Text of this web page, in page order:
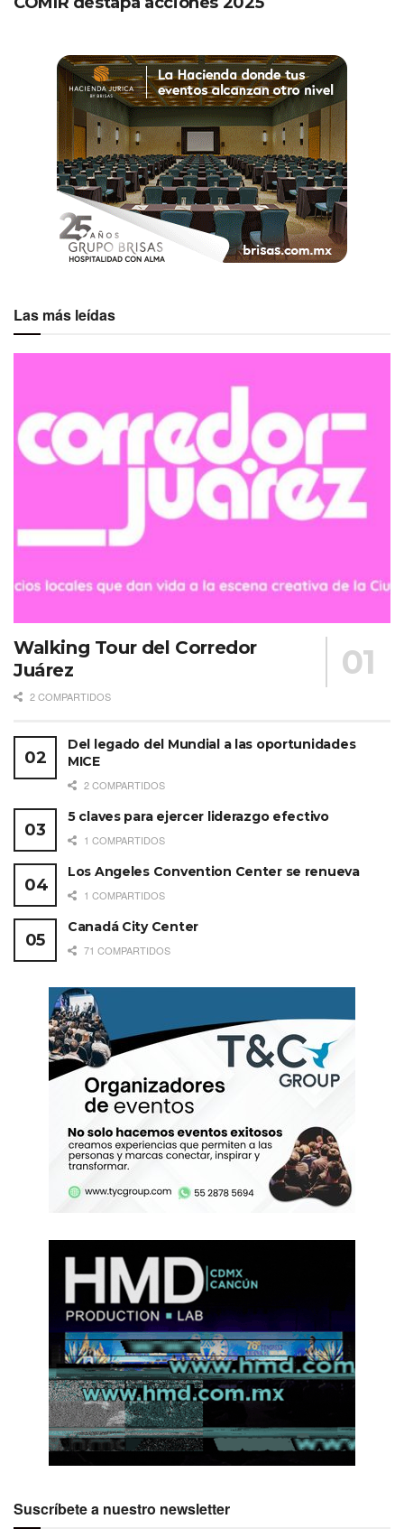
Las más leídas
Walking Tour del Corredor
Juárez
2 COMPARTIDOS
Del legado del Mundial a las oportunidades
MICE
2 COMPARTIDOS
5 claves para ejercer liderazgo efectivo
1 COMPARTIDOS
Los Angeles Convention Center se renueva
1 COMPARTIDOS
Canadá City Center
71 COMPARTIDOS
Suscríbete a nuestro newsletter